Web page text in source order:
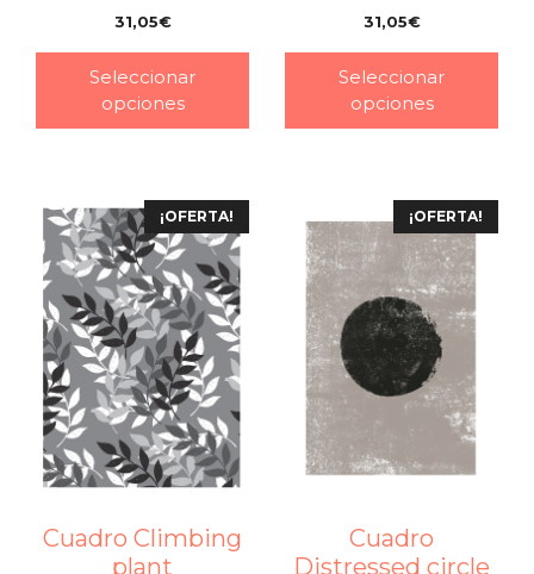
31,05€
Seleccionar
opciones
31,05€
Seleccionar
opciones
¡OFERTA!
Cuadro Climbing
plant
¡OFERTA!
Cuadro
Distressed circle